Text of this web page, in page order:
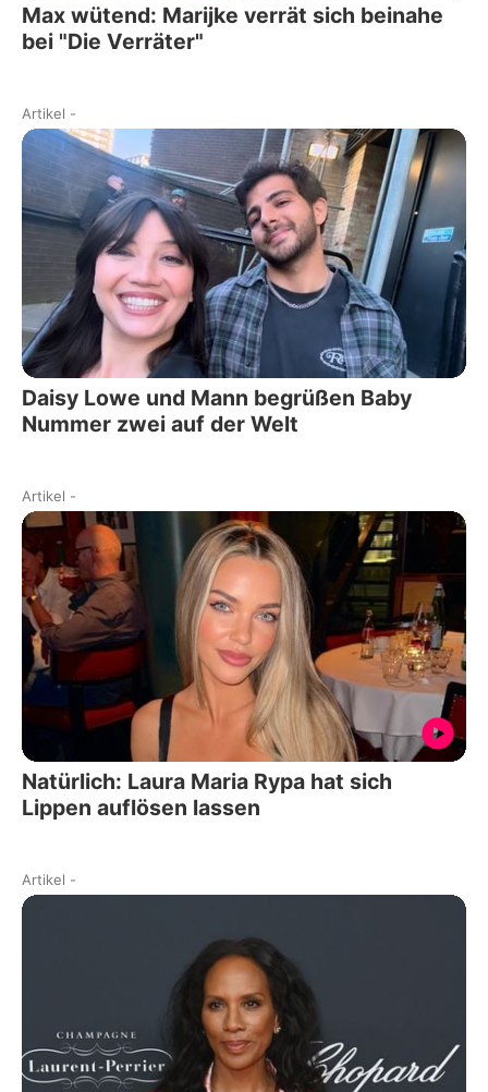
Max wütend: Marijke verrät sich beinahe
bei "Die Verräter"
Artikel -
Daisy Lowe und Mann begrüßen Baby
Nummer zwei auf der Welt
Artikel -
Natürlich: Laura Maria Rypa hat sich
Lippen auflösen lassen
Artikel -